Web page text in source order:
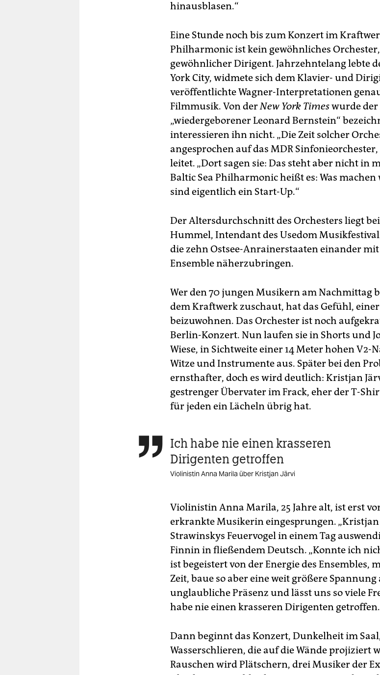
hinausblasen.“
Eine Stunde noch bis zum Konzert im
Philharmonic ist kein gewöhnliches
gewöhnlicher Dirigent. Jahrzehntelang lebte
York City, widmete sich dem Klavier- und
veröffentlichte Wagner-Interpretationen
Filmmusik. Von derNew York Timeswurde der
„wiedergeborener Leo­nard Bernstein“
interessieren ihn nicht. „Die Zeit solcher
angesprochen auf das MDR Sinfonieorchester,
leitet. „Dort sagen sie: Das steht aber nicht in
Baltic Sea Philharmonic heißt es: Was machen
sind eigentlich ein Start-Up.“
Der Altersdurchschnitt des Orchesters liegt
Hummel, Intendant des Usedom
die zehn Ostsee-Anrainerstaaten einander
Ensemble näherzubringen.
Wer den 70 jungen Musikern am Nachmittag
dem Kraftwerk zuschaut, hat das Gefühl,
beizuwohnen. Das Orchester ist noch
Berlin-Konzert. Nun laufen sie in Shorts und
Wiese, in Sichtweite einer 14 Meter hohen V2-
Witze und Instrumente aus. Später bei den
ernsthafter, doch es wird deutlich: Kristjan
gestrenger Übervater im Frack, eher der T-
für jeden ein Lächeln übrig hat.
 Ich habe nie einen krasseren
Dirigenten getroffen
Violinistin Anna Marila über Kristjan Järvi
Violinistin Anna Marila, 25 Jahre alt, ist erst
erkrankte Musikerin eingesprungen.
Strawinskys Feuervogel in einem Tag
Finnin in fließendem Deutsch. „Konnte ich
ist begeistert von der Energie des Ensembles,
Zeit, baue so aber eine weit größere Spannung
unglaubliche Präsenz und lässt uns so viele
habe nie einen krasseren Dirigenten
Dann beginnt das Konzert, Dunkelheit im
Wasserschlieren, die auf die Wände projiziert
Rauschen wird Plätschern, drei Musiker der